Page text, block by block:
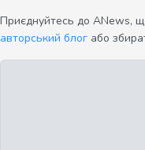
Приєднуйтесь до ANews,
авторський блог або